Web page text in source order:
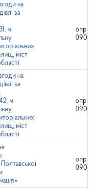
на
за
м.
міст
на
за
м.
міст